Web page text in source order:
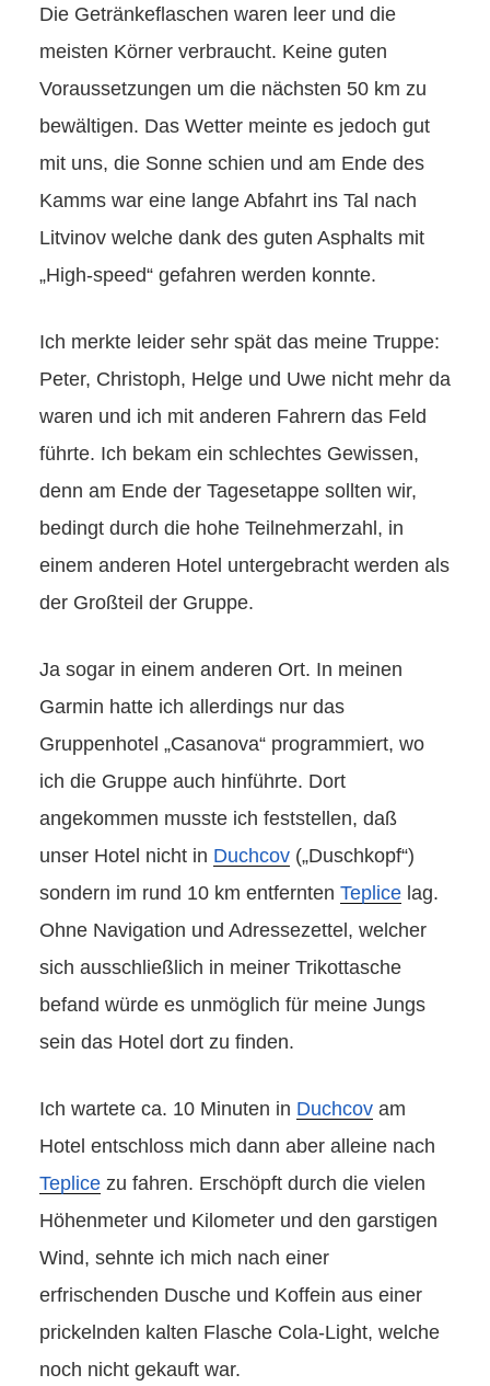
Die Getränkeflaschen waren leer und die
meisten Körner verbraucht. Keine guten
Voraussetzungen um die nächsten 50 km zu
bewältigen. Das Wetter meinte es jedoch gut
mit uns, die Sonne schien und am Ende des
Kamms war eine lange Abfahrt ins Tal nach
Litvinov welche dank des guten Asphalts mit
„High-speed“ gefahren werden konnte.
Ich merkte leider sehr spät das meine Truppe:
Peter, Christoph, Helge und Uwe nicht mehr da
waren und ich mit anderen Fahrern das Feld
führte. Ich bekam ein schlechtes Gewissen,
denn am Ende der Tagesetappe sollten wir,
bedingt durch die hohe Teilnehmerzahl, in
einem anderen Hotel untergebracht werden als
der Großteil der Gruppe.
Ja sogar in einem anderen Ort. In meinen
Garmin hatte ich allerdings nur das
Gruppenhotel „Casanova“ programmiert, wo
ich die Gruppe auch hinführte. Dort
angekommen musste ich feststellen, daß
unser Hotel nicht in Duchcov („Duschkopf“)
sondern im rund 10 km entfernten Teplice lag.
Ohne Navigation und Adressezettel, welcher
sich ausschließlich in meiner Trikottasche
befand würde es unmöglich für meine Jungs
sein das Hotel dort zu finden.
Ich wartete ca. 10 Minuten in Duchcov am
Hotel entschloss mich dann aber alleine nach
Teplice zu fahren. Erschöpft durch die vielen
Höhenmeter und Kilometer und den garstigen
Wind, sehnte ich mich nach einer
erfrischenden Dusche und Koffein aus einer
prickelnden kalten Flasche Cola-Light, welche
noch nicht gekauft war.